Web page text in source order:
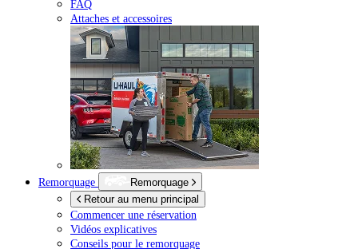
FAQ
Attaches et accessoires
Remorquage
Remorquage
Retour au menu principal
Commencer une réservation
Vidéos explicatives
Conseils pour le remorquage